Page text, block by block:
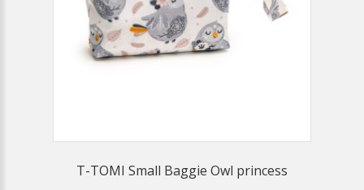
T-TOMI Small Baggie Owl princess